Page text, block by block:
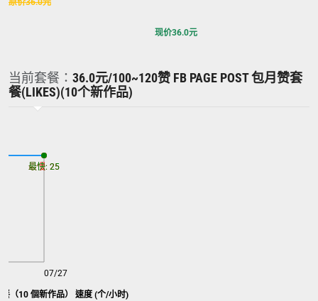
原价36.0元
现价36.0元
当前套餐： 36.0元/100~120赞 FB PAGE POST 包月赞套
餐(LIKES)(10个新作品)
（10 個新作品） 速度 (个/小时)
07/27
最慢: 25
最快: 25